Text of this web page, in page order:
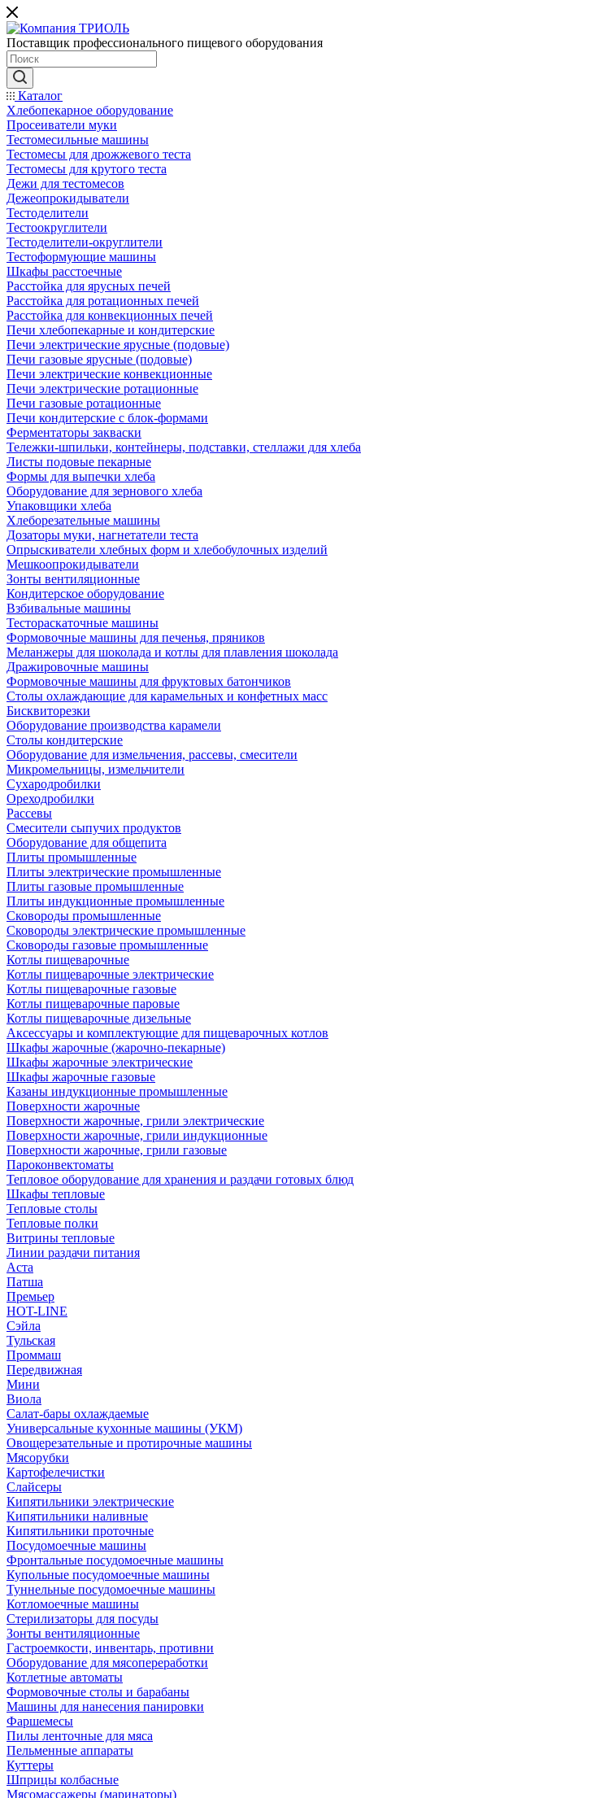
Поставщик профессионального пищевого оборудования
Каталог
Хлебопекарное оборудование
Просеиватели муки
Тестомесильные машины
Тестомесы для дрожжевого теста
Тестомесы для крутого теста
Дежи для тестомесов
Дежеопрокидыватели
Тестоделители
Тестоокруглители
Тестоделители-округлители
Тестоформующие машины
Шкафы расстоечные
Расстойка для ярусных печей
Расстойка для ротационных печей
Расстойка для конвекционных печей
Печи хлебопекарные и кондитерские
Печи электрические ярусные (подовые)
Печи газовые ярусные (подовые)
Печи электрические конвекционные
Печи электрические ротационные
Печи газовые ротационные
Печи кондитерские с блок-формами
Ферментаторы закваски
Тележки-шпильки, контейнеры, подставки, стеллажи для хлеба
Листы подовые пекарные
Формы для выпечки хлеба
Оборудование для зернового хлеба
Упаковщики хлеба
Хлеборезательные машины
Дозаторы муки, нагнетатели теста
Опрыскиватели хлебных форм и хлебобулочных изделий
Мешкоопрокидыватели
Зонты вентиляционные
Кондитерское оборудование
Взбивальные машины
Тестораскаточные машины
Формовочные машины для печенья, пряников
Меланжеры для шоколада и котлы для плавления шоколада
Дражировочные машины
Формовочные машины для фруктовых батончиков
Столы охлаждающие для карамельных и конфетных масс
Бисквиторезки
Оборудование производства карамели
Столы кондитерские
Оборудование для измельчения, рассевы, смесители
Микромельницы, измельчители
Сухародробилки
Ореходробилки
Рассевы
Смесители сыпучих продуктов
Оборудование для общепита
Плиты промышленные
Плиты электрические промышленные
Плиты газовые промышленные
Плиты индукционные промышленные
Сковороды промышленные
Сковороды электрические промышленные
Сковороды газовые промышленные
Котлы пищеварочные
Котлы пищеварочные электрические
Котлы пищеварочные газовые
Котлы пищеварочные паровые
Котлы пищеварочные дизельные
Аксессуары и комплектующие для пищеварочных котлов
Шкафы жарочные (жарочно-пекарные)
Шкафы жарочные электрические
Шкафы жарочные газовые
Казаны индукционные промышленные
Поверхности жарочные
Поверхности жарочные, грили электрические
Поверхности жарочные, грили индукционные
Поверхности жарочные, грили газовые
Пароконвектоматы
Тепловое оборудование для хранения и раздачи готовых блюд
Шкафы тепловые
Тепловые столы
Тепловые полки
Витрины тепловые
Линии раздачи питания
Аста
Патша
Премьер
HOT-LINE
Сэйла
Тульская
Проммаш
Передвижная
Мини
Виола
Салат-бары охлаждаемые
Универсальные кухонные машины (УКМ)
Овощерезательные и протирочные машины
Мясорубки
Картофелечистки
Слайсеры
Кипятильники электрические
Кипятильники наливные
Кипятильники проточные
Посудомоечные машины
Фронтальные посудомоечные машины
Купольные посудомоечные машины
Туннельные посудомоечные машины
Котломоечные машины
Стерилизаторы для посуды
Зонты вентиляционные
Гастроемкости, инвентарь, противни
Оборудование для мясопереработки
Котлетные автоматы
Формовочные столы и барабаны
Машины для нанесения панировки
Фаршемесы
Пилы ленточные для мяса
Пельменные аппараты
Куттеры
Шприцы колбасные
Мясомассажеры (маринаторы)